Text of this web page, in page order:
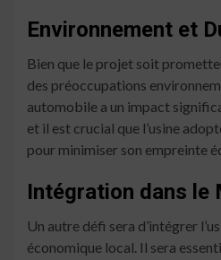
Environnement et
Bien que le projet soit
des préoccupations
automobile a un impact
et il est crucial que l’usine
pour minimiser son empreinte
Intégration dans le
Un autre défi sera d’intégrer
économique local. Il sera